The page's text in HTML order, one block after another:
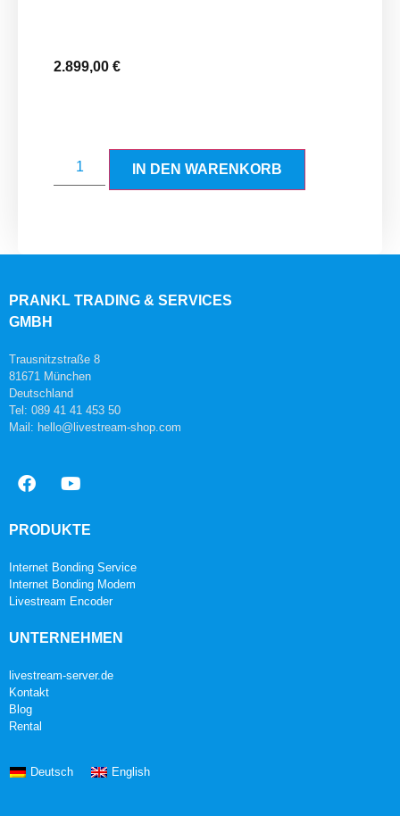
2.899,00 €
IN DEN WARENKORB
PRANKL TRADING & SERVICES
GMBH
Trausnitzstraße 8
81671 München
Deutschland
Tel: 089 41 41 453 50
Mail: hello@livestream-shop.com
PRODUKTE
Internet Bonding Service
Internet Bonding Modem
Livestream Encoder
UNTERNEHMEN
livestream-server.de
Kontakt
Blog
Rental
Deutsch English